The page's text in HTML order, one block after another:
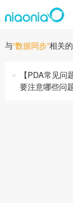
与“数据同步”相关
【PDA常见
要注意哪些问